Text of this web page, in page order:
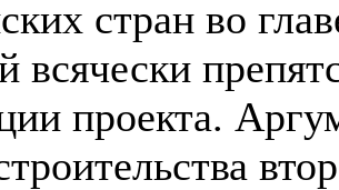
стран во
всячески
проекта.